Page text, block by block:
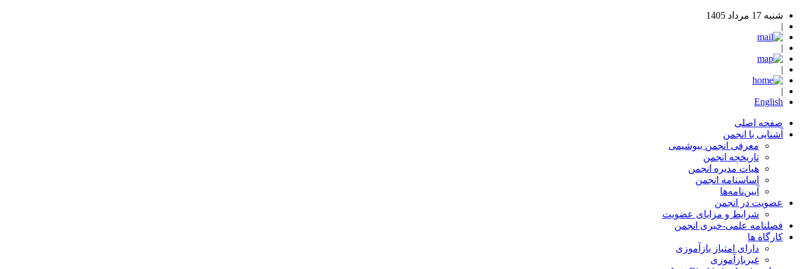
شنبه 17 مرداد 1405
|
|
|
|
English
صفحه اصلی
آشنایی با انجمن
معرفی انجمن بیوشیمی
تاریخچه انجمن
هیات مدیره انجمن
اساسنامه‌ انجمن
آیین‌نامه‌ها
عضویت در انجمن
شرایط و مزایای عضویت
فصلنامه علمی-خبری انجمن
کارگاه ها
دارای امتیاز بازآموزی
غیربازآموزی